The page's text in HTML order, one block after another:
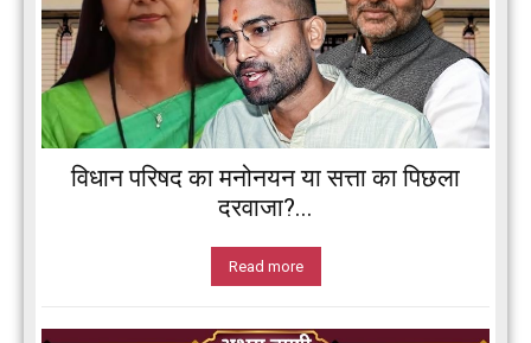
विधान परिषद का मनोनयन या सत्ता का पिछला
दरवाजा?...
Read more